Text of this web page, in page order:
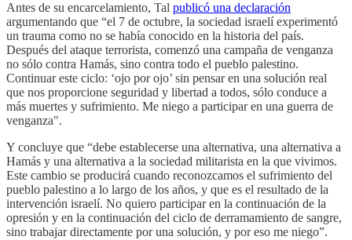
Antes de su encarcelamiento, Tal publicó una declaración
argumentando que “el 7 de octubre, la sociedad israelí experimentó
un trauma como no se había conocido en la historia del país.
Después del ataque terrorista, comenzó una campaña de venganza
no sólo contra Hamás, sino contra todo el pueblo palestino.
Continuar este ciclo: ‘ojo por ojo’ sin pensar en una solución real
que nos proporcione seguridad y libertad a todos, sólo conduce a
más muertes y sufrimiento. Me niego a participar en una guerra de
venganza".
Y concluye que “debe establecerse una alternativa, una alternativa a
Hamás y una alternativa a la sociedad militarista en la que vivimos.
Este cambio se producirá cuando reconozcamos el sufrimiento del
pueblo palestino a lo largo de los años, y que es el resultado de la
intervención israelí. No quiero participar en la continuación de la
opresión y en la continuación del ciclo de derramamiento de sangre,
sino trabajar directamente por una solución, y por eso me niego”.